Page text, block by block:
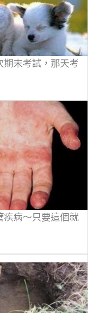
期末考試，那天考
疾病～只要這個就